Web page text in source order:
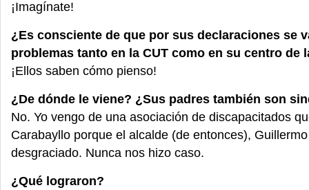
¡Imagínate!
¿Es consciente de que por sus declaraciones se
problemas tanto en la CUT como en su centro de
¡Ellos saben cómo pienso!
¿De dónde le viene? ¿Sus padres también son
No. Yo vengo de una asociación de discapacitados
Carabayllo porque el alcalde (de entonces),
desgraciado. Nunca nos hizo caso.
¿Qué lograron?